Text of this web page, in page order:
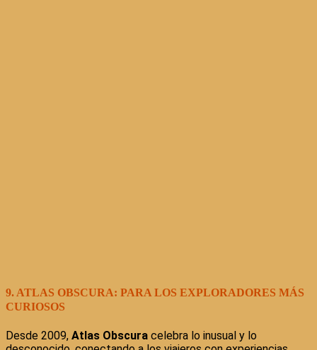
9. ATLAS OBSCURA: PARA LOS EXPLORADORES MÁS
CURIOSOS
Desde 2009, Atlas Obscura celebra lo inusual y lo